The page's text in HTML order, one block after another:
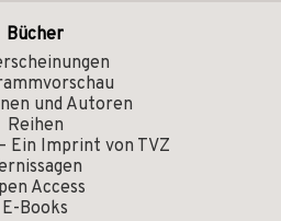
Bücher
und Autoren
Reihen
Ein Imprint von TVZ
Access
E-Books